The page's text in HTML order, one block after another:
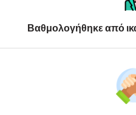
Βαθμολογήθηκε από